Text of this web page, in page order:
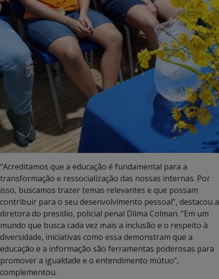
“Acreditamos que a educação é fundamental para a
transformação e ressocialização das nossas internas. Por
isso, buscamos trazer temas relevantes e que possam
contribuir para o seu desenvolvimento pessoal”, destacou a
diretora do presídio, policial penal Dilma Colman. “Em um
mundo que busca cada vez mais a inclusão e o respeito à
diversidade, iniciativas como essa demonstram que a
educação e a informação são ferramentas poderosas para
promover a igualdade e o entendimento mútuo”,
complementou.